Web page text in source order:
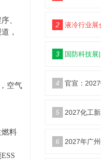
、
，
空气
料
ESS
2 液冷行业展会—LCIE
3 国防科技展
4 官宣：2027中
5 2027化工新材
6 2027年广